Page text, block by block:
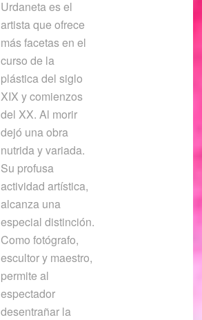
Urdaneta es el
artista que ofrece
más facetas en el
curso de la
plástica del siglo
XIX y comienzos
del XX. Al morir
dejó una obra
nutrida y variada.
Su profusa
actividad artística,
alcanza una
especial distinción.
Como fotógrafo,
escultor y maestro,
permite al
espectador
desentrañar la